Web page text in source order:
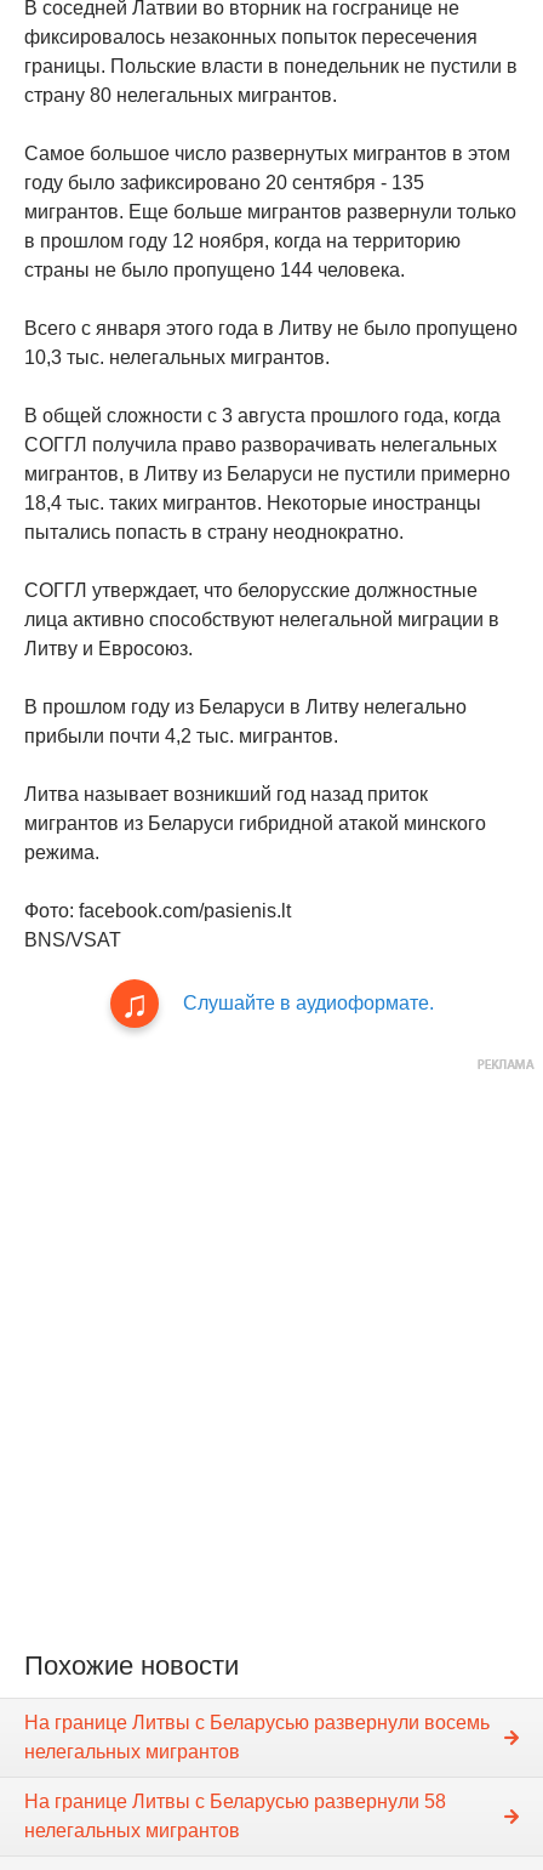
В соседней Латвии во вторник на госгранице не
фиксировалось незаконных попыток пересечения
границы. Польские власти в понедельник не пустили в
страну 80 нелегальных мигрантов.
Самое большое число развернутых мигрантов в этом
году было зафиксировано 20 сентября - 135
мигрантов. Еще больше мигрантов развернули только
в прошлом году 12 ноября, когда на территорию
страны не было пропущено 144 человека.
Всего с января этого года в Литву не было пропущено
10,3 тыс. нелегальных мигрантов.
В общей сложности с 3 августа прошлого года, когда
СОГГЛ получила право разворачивать нелегальных
мигрантов, в Литву из Беларуси не пустили примерно
18,4 тыс. таких мигрантов. Некоторые иностранцы
пытались попасть в страну неоднократно.
СОГГЛ утверждает, что белорусские должностные
лица активно способствуют нелегальной миграции в
Литву и Евросоюз.
В прошлом году из Беларуси в Литву нелегально
прибыли почти 4,2 тыс. мигрантов.
Литва называет возникший год назад приток
мигрантов из Беларуси гибридной атакой минского
режима.
Фото: facebook.com/pasienis.lt
BNS/VSAT
Слушайте в аудиоформате.
Похожие новости
На границе Литвы с Беларусью развернули восемь
нелегальных мигрантов
На границе Литвы с Беларусью развернули 58
нелегальных мигрантов